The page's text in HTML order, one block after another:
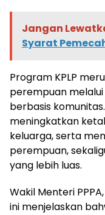
Jangan
Syarat
Program KPLP
perempuan
berbasis
meningkatkan
keluarga, serta
perempuan,
yang lebih luas.
Wakil Menteri
ini menjelaskan